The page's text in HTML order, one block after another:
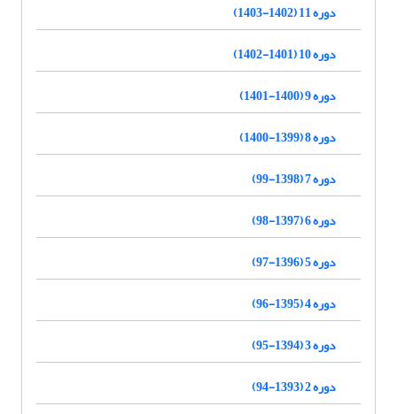
دوره 11 (1402-1403)
دوره 10 (1401-1402)
دوره 9 (1400-1401)
دوره 8 (1399-1400)
دوره 7 (1398-99)
دوره 6 (1397-98)
دوره 5 (1396-97)
دوره 4 (1395-96)
دوره 3 (1394-95)
دوره 2 (1393-94)